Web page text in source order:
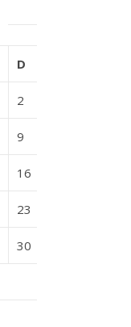
D
2
9
16
23
30